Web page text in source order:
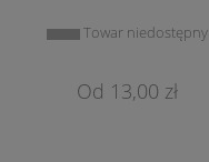
Towar niedostępny
13,00 zł